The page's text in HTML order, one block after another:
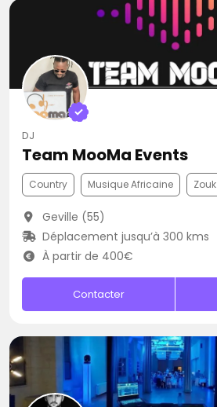
DJ
Team MooMa Events
Country Musique Africaine Zouk
Geville (55)
Déplacement jusqu’à 300 kms
À partir de 400€
Contacter